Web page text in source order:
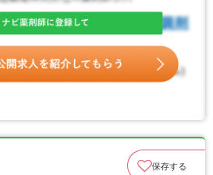
保存する